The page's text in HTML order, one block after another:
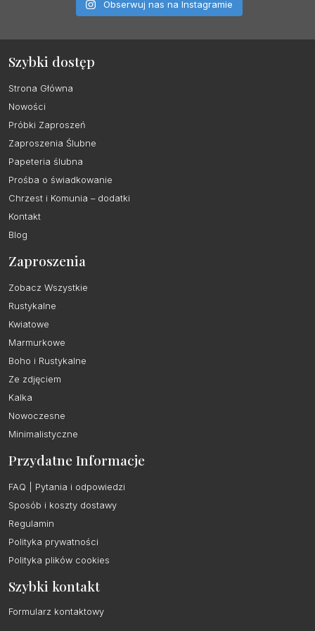
Obserwuj nas na Instagramie
Szybki dostęp
Strona Główna
Nowości
Próbki Zaproszeń
Zaproszenia Ślubne
Papeteria ślubna
Prośba o świadkowanie
Chrzest i Komunia – dodatki
Kontakt
Blog
Zaproszenia
Zobacz Wszystkie
Rustykalne
Kwiatowe
Marmurkowe
Boho i Rustykalne
Ze zdjęciem
Kalka
Nowoczesne
Minimalistyczne
Przydatne Informacje
FAQ | Pytania i odpowiedzi
Sposób i koszty dostawy
Regulamin
Polityka prywatności
Polityka plików cookies
Szybki kontakt
Formularz kontaktowy